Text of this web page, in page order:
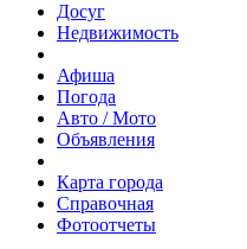
Досуг
Недвижимость
Афиша
Погода
Авто / Мото
Объявления
Карта города
Справочная
Фотоотчеты